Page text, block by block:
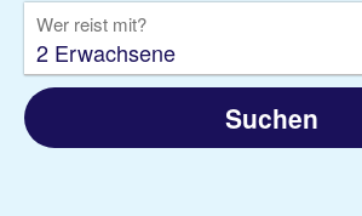
Wer reist mit?
2 Erwachsene
Suchen